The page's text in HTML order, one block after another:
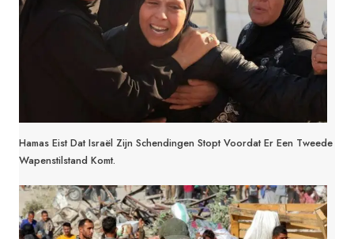
Hamas Eist Dat Israël Zijn Schendingen Stopt Voordat Er Een Tweede
Wapenstilstand Komt.